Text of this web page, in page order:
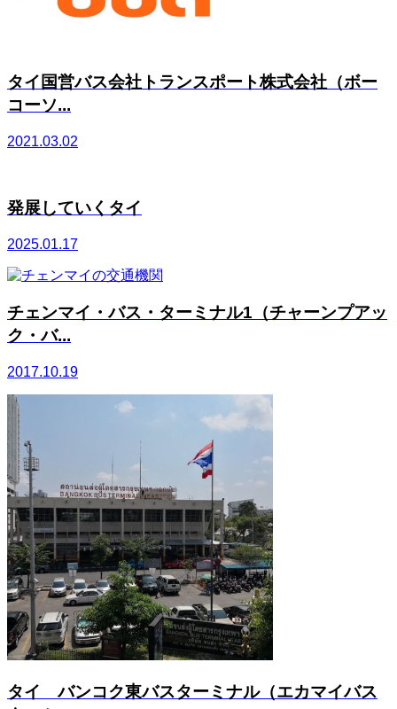
タイ国営バス会社トランスポート株式会社（ボー
コーソ...
2021.03.02
発展していくタイ
2025.01.17
チェンマイ・バス・ターミナル1（チャーンプアッ
ク・バ...
2017.10.19
タイ バンコク東バスターミナル（エカマイバス